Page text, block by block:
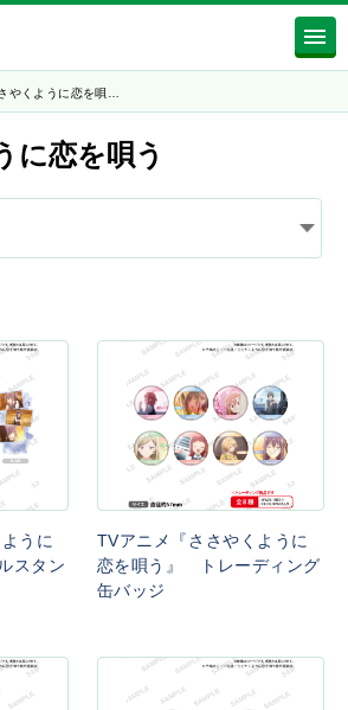
やくように恋を唄…
に恋を唄う
うに
スタン
TVアニメ『ささやくように
恋を唄う』 トレーディング
缶バッジ